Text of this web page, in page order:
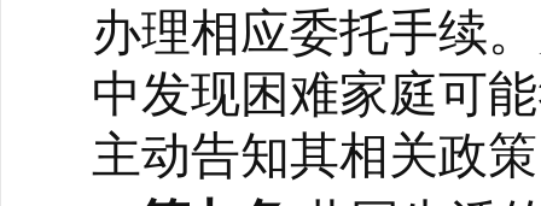
办理相应委托手续。
中发现困难家庭可
主动告知其相关政